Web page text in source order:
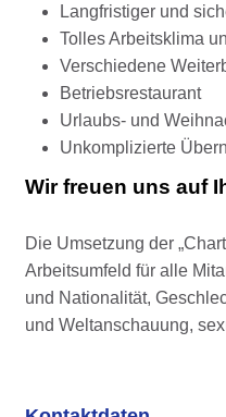
Langfristiger und
Tolles Arbeitsklima
Verschiedene
Betriebsrestaurant
Urlaubs- und
Unkomplizierte
Wir freuen uns auf
Die Umsetzung der
Arbeitsumfeld für alle
und Nationalität,
und Weltanschauung,